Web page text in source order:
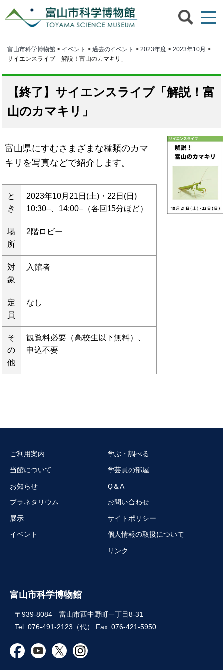
富山市科学博物館 > イベント > 過去のイベント > 2023年度 > 2023年10月 >
サイエンスライブ「解説！富山のカマキリ」
サイエンスライブ「解説！富
山のカマキリ」
富山県にすむさまざまな種類のカマ
キリを写真などで紹介します。
と
き
2023年10月21日(土)・22日(日)
10:30–、14:00–（各回15分ほど）
場
所
2階ロビー
対
象
入館者
定
員
なし
そ
の
他
観覧料必要（高校生以下無料）、
申込不要
富山市科学博物館
〒939-8084 富山市西中野町一丁目8-31
Tel: 076-491-2123（代） Fax: 076-421-5950
ご利用案内
当館について
お知らせ
プラネタリウム
展示
イベント
学ぶ・調べる
学芸員の部屋
Q＆A
お問い合わせ
サイトポリシー
個人情報の取扱について
リンク